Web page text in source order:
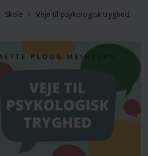
Skole › Veje til psykologisk tryghed